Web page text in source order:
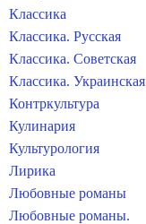
Классика
Классика. Русская
Классика. Советская
Классика. Украинская
Контркультура
Кулинария
Культурология
Лирика
Любовные романы
Любовные романы.